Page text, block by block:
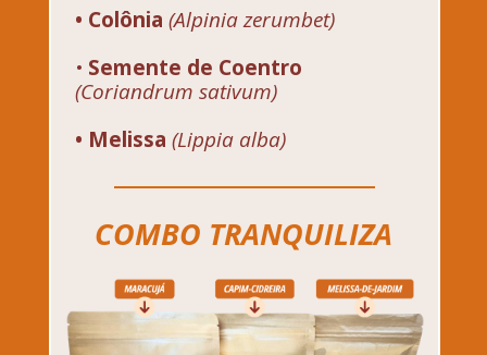
• Colônia (Alpinia zerumbet)
• Semente de Coentro
(Coriandrum sativum)
• Melissa (Lippia alba)
COMBO TRANQUILIZA